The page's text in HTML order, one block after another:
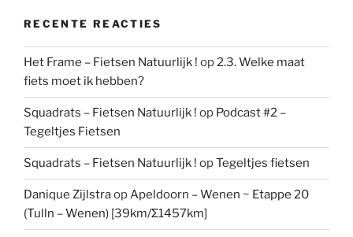
RECENTE REACTIES
Het Frame – Fietsen Natuurlijk ! op2.3. Welke maat
fiets moet ik hebben?
Squadrats – Fietsen Natuurlijk ! op Podcast #2 –
Tegeltjes Fietsen
Squadrats – Fietsen Natuurlijk ! opTegeltjes fietsen
Danique ZijlstraopApeldoorn – Wenen ~ Etappe 20
(Tulln – Wenen) [39km/Σ1457km]